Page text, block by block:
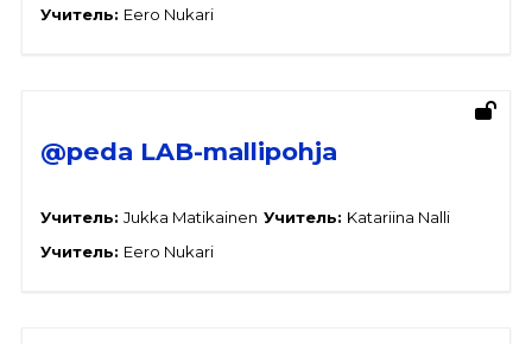
Учитель: Eero Nukari
@peda LAB-mallipohja
Учитель: Jukka Matikainen Учитель: Katariina Nalli
Учитель: Eero Nukari